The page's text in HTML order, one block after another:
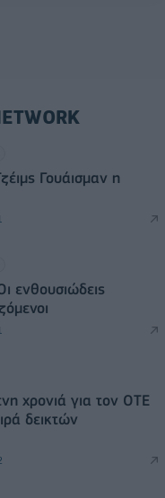
Γουάισμαν η
ενθουσιώδεις
χρονιά για τον ΟΤΕ
δεικτών